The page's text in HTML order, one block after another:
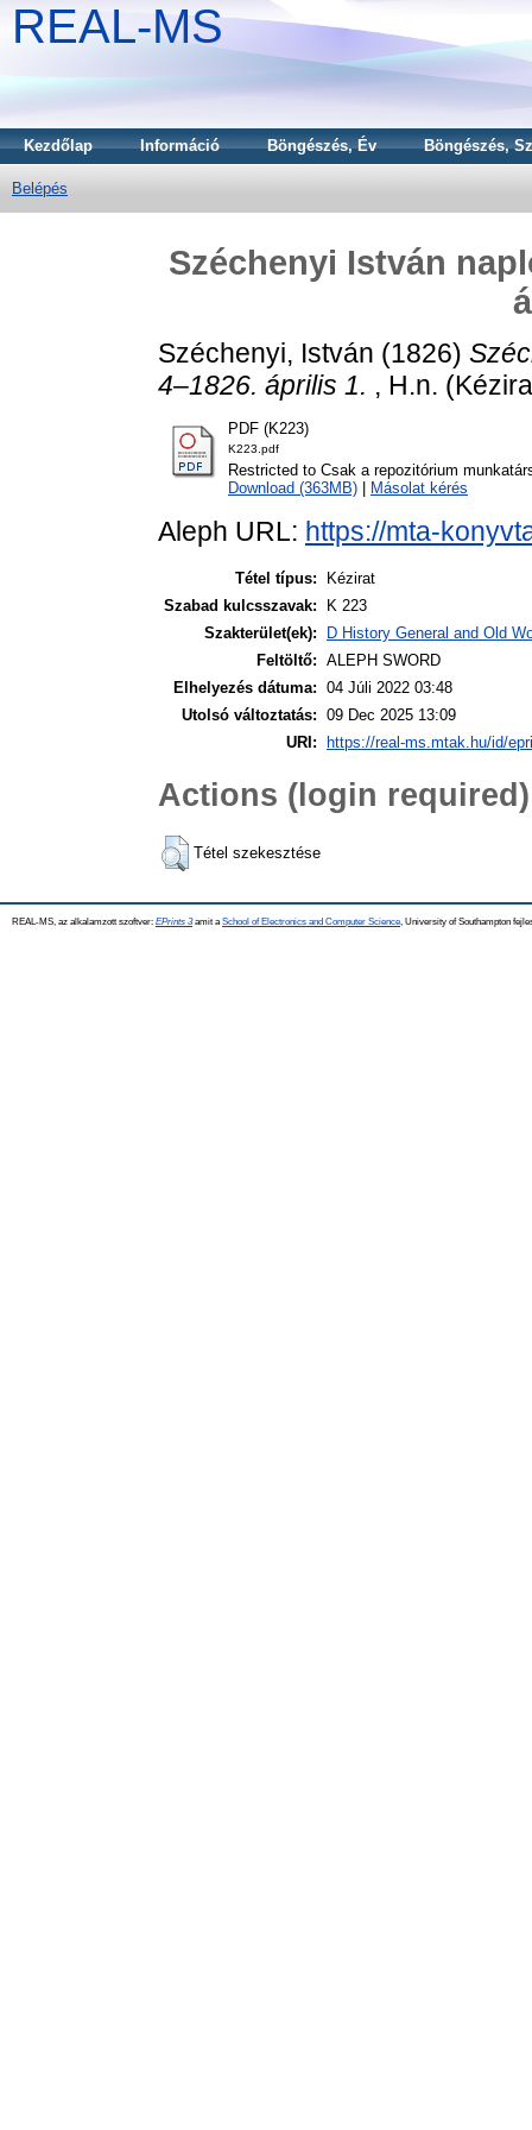
REAL-MS
Kezdőlap Információ Böngészés, Év Böngészés,
Belépés
Széchenyi István
Széchenyi, István (1826)
4–1826. április 1. , H.n.
PDF (K223)
K223.pdf
Restricted to Csak a repozitórium
Download (363MB)
Másolat kérés
Aleph URL: https://mta-
Tétel típus:
Kézirat
Szabad kulcsszavak:
K 223
Szakterület(ek):
D History General and Old
Feltöltő: ALEPH SWORD
Elhelyezés dátuma: 04 Júli 2022 03:48
Utolsó változtatás: 09 Dec 2025 13:09
URI:
https://real-ms.mtak.hu/id/
Actions (login required)
Tétel szekesztése
REAL-MS, az alkalamzott szoftver: EPrints 3amit a School of Electronics and Computer Science , University of Southampton